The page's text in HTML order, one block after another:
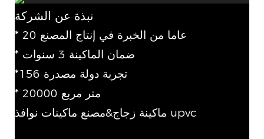
نبذة عن الشركة
* 20 عاما من الخبرة في إنتاج المصنع
ماكينة زجاج&مصنع ماكينات نوافذ upvc